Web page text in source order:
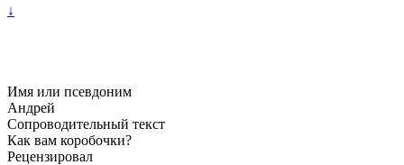
↓
Имя или псевдоним
Андрей
Сопроводительный текст
Как вам коробочки?
Рецензировал